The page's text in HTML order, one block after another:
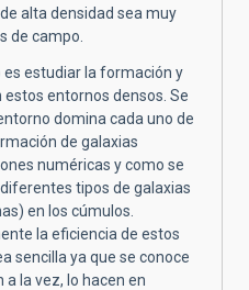
alta densidad sea muy
de campo.
es estudiar la formación y
entornos densos. Se
domina cada uno de
de galaxias
numéricas y como se
tipos de galaxias
en los cúmulos.
la eficiencia de estos
sencilla ya que se conoce
la vez, lo hacen en